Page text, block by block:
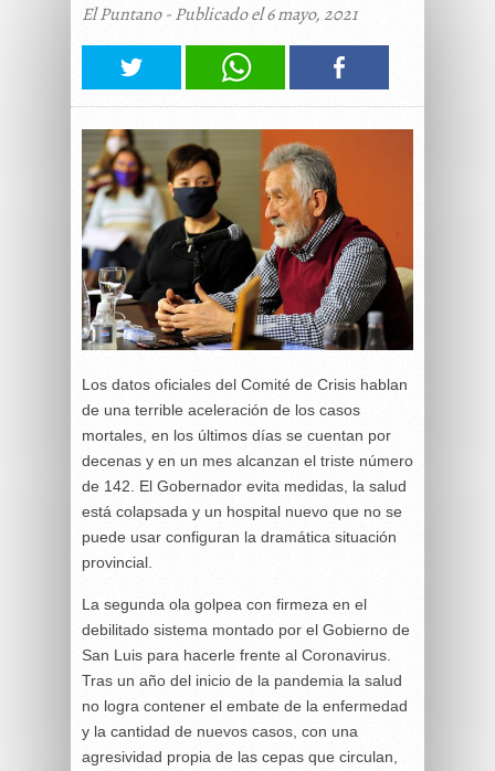
El Puntano - Publicado el 6 mayo, 2021
Los datos oficiales del Comité de Crisis hablan
de una terrible aceleración de los casos
mortales, en los últimos días se cuentan por
decenas y en un mes alcanzan el triste número
de 142. El Gobernador evita medidas, la salud
está colapsada y un hospital nuevo que no se
puede usar configuran la dramática situación
provincial.
La segunda ola golpea con firmeza en el
debilitado sistema montado por el Gobierno de
San Luis para hacerle frente al Coronavirus.
Tras un año del inicio de la pandemia la salud
no logra contener el embate de la enfermedad
y la cantidad de nuevos casos, con una
agresividad propia de las cepas que circulan,